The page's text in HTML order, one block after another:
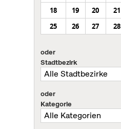
18
19 20 21
25
26 27 28
oder
Stadtbezirk
oder
Kategorie